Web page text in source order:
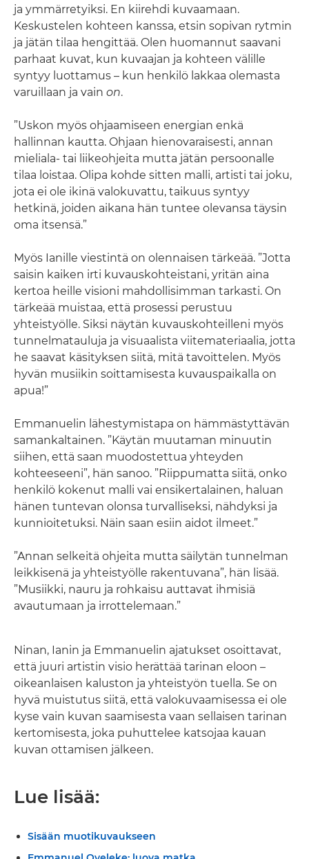
ja ymmärretyiksi. En kiirehdi kuvaamaan.
Keskustelen kohteen kanssa, etsin sopivan rytmin
ja jätän tilaa hengittää. Olen huomannut saavani
parhaat kuvat, kun kuvaajan ja kohteen välille
syntyy luottamus – kun henkilö lakkaa olemasta
varuillaan ja vain on.
”Uskon myös ohjaamiseen energian enkä
hallinnan kautta. Ohjaan hienovaraisesti, annan
mieliala- tai liikeohjeita mutta jätän persoonalle
tilaa loistaa. Olipa kohde sitten malli, artisti tai joku,
jota ei ole ikinä valokuvattu, taikuus syntyy
hetkinä, joiden aikana hän tuntee olevansa täysin
oma itsensä.”
Myös Ianille viestintä on olennaisen tärkeää. ”Jotta
saisin kaiken irti kuvauskohteistani, yritän aina
kertoa heille visioni mahdollisimman tarkasti. On
tärkeää muistaa, että prosessi perustuu
yhteistyölle. Siksi näytän kuvauskohteilleni myös
tunnelmatauluja ja visuaalista viitemateriaalia, jotta
he saavat käsityksen siitä, mitä tavoittelen. Myös
hyvän musiikin soittamisesta kuvauspaikalla on
apua!”
Emmanuelin lähestymistapa on hämmästyttävän
samankaltainen. ”Käytän muutaman minuutin
siihen, että saan muodostettua yhteyden
kohteeseeni”, hän sanoo. ”Riippumatta siitä, onko
henkilö kokenut malli vai ensikertalainen, haluan
hänen tuntevan olonsa turvalliseksi, nähdyksi ja
kunnioitetuksi. Näin saan esiin aidot ilmeet.”
”Annan selkeitä ohjeita mutta säilytän tunnelman
leikkisenä ja yhteistyölle rakentuvana”, hän lisää.
”Musiikki, nauru ja rohkaisu auttavat ihmisiä
avautumaan ja irrottelemaan.”
Ninan, Ianin ja Emmanuelin ajatukset osoittavat,
että juuri artistin visio herättää tarinan eloon –
oikeanlaisen kaluston ja yhteistyön tuella. Se on
hyvä muistutus siitä, että valokuvaamisessa ei ole
kyse vain kuvan saamisesta vaan sellaisen tarinan
kertomisesta, joka puhuttelee katsojaa kauan
kuvan ottamisen jälkeen.
Lue lisää:
Sisään muotikuvaukseen